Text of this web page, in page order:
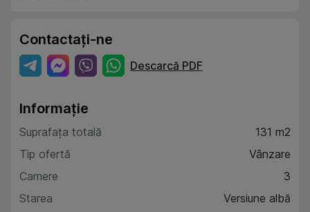
Contactați-ne
Descarcă PDF
Informație
Suprafața totală
131 m2
Tip ofertă
Vânzare
Camere
3
Starea
Versiune albă